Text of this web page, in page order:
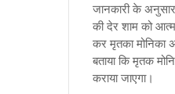
जानकारी के
की देर शाम को
कर मृतका मोनिका
बताया कि मृतक
कराया जाएगा।